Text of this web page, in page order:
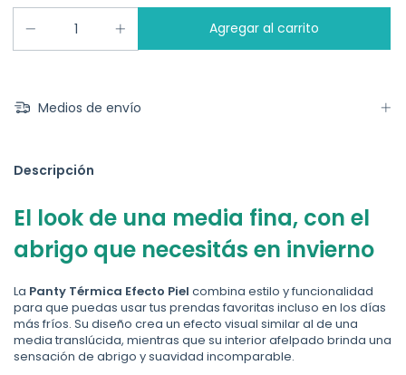
Medios de envío
Descripción
El look de una media fina, con el
abrigo que necesitás en invierno
La Panty Térmica Efecto Piel combina estilo y funcionalidad
para que puedas usar tus prendas favoritas incluso en los días
más fríos. Su diseño crea un efecto visual similar al de una
media translúcida, mientras que su interior afelpado brinda una
sensación de abrigo y suavidad incomparable.